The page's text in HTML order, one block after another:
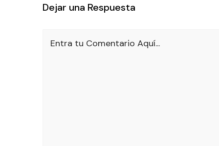
Dejar una Respuesta
Entra tu Comentario Aquí...